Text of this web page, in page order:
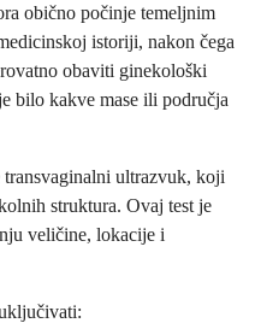
obično počinje temeljnim
istoriji, nakon čega
obaviti ginekološki
bilo kakve mase ili područja
ultrazvuk, koji
struktura. Ovaj test je
veličine, lokacije i